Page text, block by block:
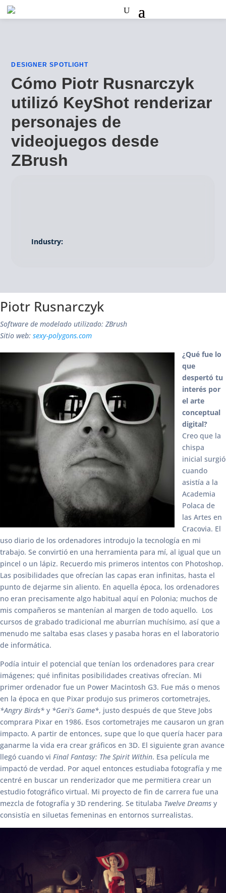
DESIGNER SPOTLIGHT
Cómo Piotr Rusnarczyk
utilizó KeyShot renderizar
personajes de
videojuegos desde
ZBrush
Industry:
Piotr Rusnarczyk
Software de modelado utilizado: ZBrush
Sitio web: sexy-polygons.com
¿Qué fue lo
que
despertó tu
interés por
el arte
conceptual
digital?
Creo que la
chispa
inicial surgió
cuando
asistía a la
Academia
Polaca de
las Artes en
Cracovia. El
uso diario de los ordenadores introdujo la tecnología en mi
trabajo. Se convirtió en una herramienta para mí, al igual que un
pincel o un lápiz. Recuerdo mis primeros intentos con Photoshop.
Las posibilidades que ofrecían las capas eran infinitas, hasta el
punto de dejarme sin aliento. En aquella época, los ordenadores
no eran precisamente algo habitual aquí en Polonia; muchos de
mis compañeros se mantenían al margen de todo aquello. Los
cursos de grabado tradicional me aburrían muchísimo, así que a
menudo me saltaba esas clases y pasaba horas en el laboratorio
de informática.
Podía intuir el potencial que tenían los ordenadores para crear
imágenes; qué infinitas posibilidades creativas ofrecían. Mi
primer ordenador fue un Power Macintosh G3. Fue más o menos
en la época en que Pixar produjo sus primeros cortometrajes,
*Angry Birds* y *Geri’s Game*, justo después de que Steve Jobs
comprara Pixar en 1986. Esos cortometrajes me causaron un gran
impacto. A partir de entonces, supe que lo que quería hacer para
ganarme la vida era crear gráficos en 3D. El siguiente gran avance
llegó cuando vi Final Fantasy: The Spirit Within. Esa película me
impactó de verdad. Por aquel entonces estudiaba fotografía y me
centré en buscar un renderizador que me permitiera crear un
estudio fotográfico virtual. Mi proyecto de fin de carrera fue una
mezcla de fotografía y 3D rendering. Se titulaba Twelve Dreams y
consistía en siluetas femeninas en entornos surrealistas.